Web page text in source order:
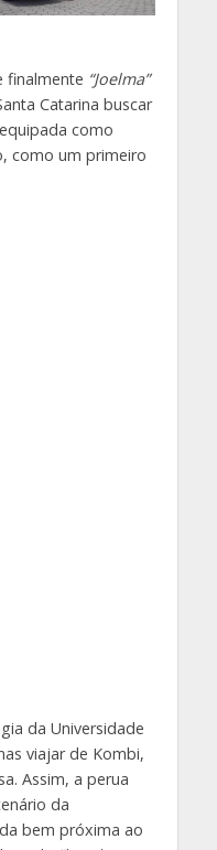
finalmente “Joelma”
Catarina buscar
como
como um primeiro
da Universidade
viajar de Kombi,
Assim, a perua
da
bem próxima ao